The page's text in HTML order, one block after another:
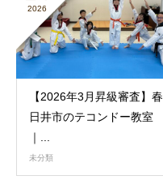
2026
【2026年3月昇級審査】春
日井市のテコンドー教室
｜...
未分類